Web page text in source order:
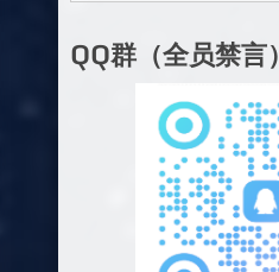
QQ群（全员禁言）